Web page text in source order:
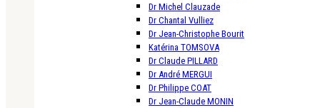
Dr Michel Clauzade
Dr Chantal Vulliez
Dr Jean-Christophe Bourit
Katérina TOMSOVA
Dr Claude PILLARD
Dr André MERGUI
Dr Philippe COAT
Dr Jean-Claude MONIN